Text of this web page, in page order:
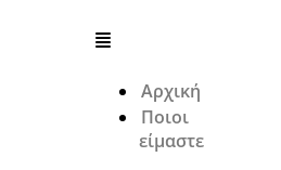
Αρχική
Ποιοι
είμαστε